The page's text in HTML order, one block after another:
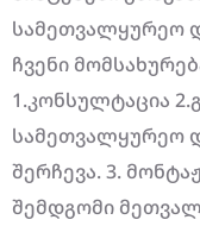
სამეთვალყურეო
ჩვენი
1.კონსულტაცია
სამეთვალყურეო
შერჩევა. 3.
შემდგომი